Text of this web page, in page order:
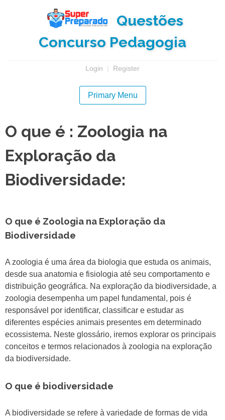
Questões
Concurso Pedagogia
Login | Register
Primary Menu
O que é : Zoologia na
Exploração da
Biodiversidade:
O que é Zoologia na Exploração da
Biodiversidade
A zoologia é uma área da biologia que estuda os animais,
desde sua anatomia e fisiologia até seu comportamento e
distribuição geográfica. Na exploração da biodiversidade, a
zoologia desempenha um papel fundamental, pois é
responsável por identificar, classificar e estudar as
diferentes espécies animais presentes em determinado
ecossistema. Neste glossário, iremos explorar os principais
conceitos e termos relacionados à zoologia na exploração
da biodiversidade.
O que é biodiversidade
A biodiversidade se refere à variedade de formas de vida